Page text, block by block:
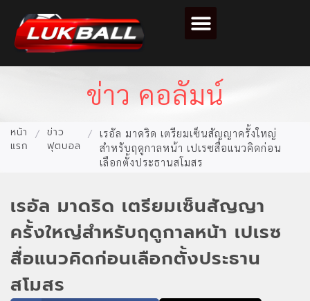
ข่าว คอลัมน์
หน้า
แรก
/ ข่าว
ฟุตบอล
/
เรอัล มาดริด เตรียมเซ็นสัญญาครั้งใหญ่
สำหรับฤดูกาลหน้า เปเรซสื่อแนวคิดก่อน
เลือกตั้งประธานสโมสร
เรอัล มาดริด เตรียมเซ็นสัญญา
ครั้งใหญ่สำหรับฤดูกาลหน้า เปเรซ
สื่อแนวคิดก่อนเลือกตั้งประธาน
สโมสร